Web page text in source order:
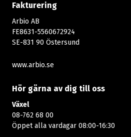
Fakturering
Arbio AB
FE8631-5560672924
SE-831 90 Östersund
www.arbio.se
Hör gärna av dig till oss
Växel
08-762 68 00
Öppet alla vardagar 08:00-16:30​​